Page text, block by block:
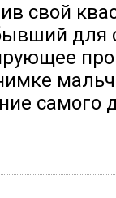
свой
для
самого